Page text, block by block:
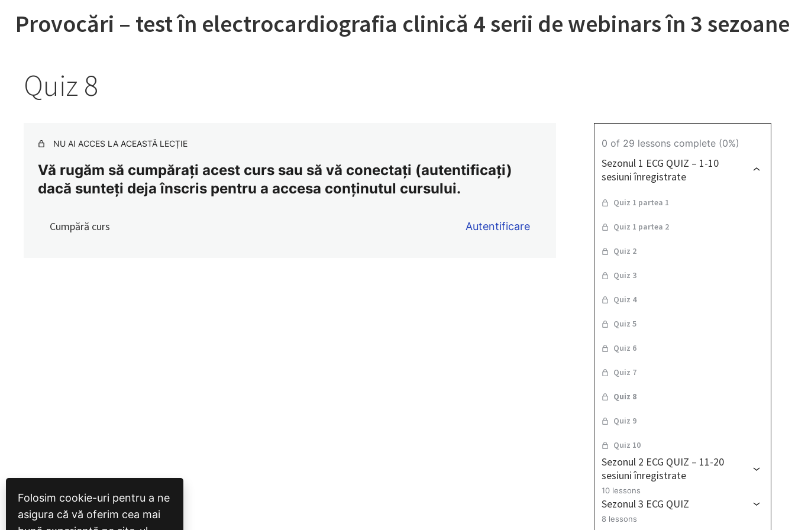
Provocări – test în electrocardiografia clinică 4 serii de webinars în 3 sezoane
Quiz 8
0 of 29 lessons complete (0%)
Sezonul 1 ECG QUIZ – 1-10
sesiuni înregistrate
Quiz 1 partea 1
Quiz 1 partea 2
Quiz 2
Quiz 3
Quiz 4
Quiz 5
Quiz 6
Quiz 7
Quiz 8
Quiz 9
Quiz 10
Sezonul 2 ECG QUIZ – 11-20
sesiuni înregistrate
10 lessons
Sezonul 3 ECG QUIZ
8 lessons
NU AI ACCES LA ACEASTĂ LECȚIE
Vă rugăm să cumpărați acest curs sau să vă conectați (autentificați)
dacă sunteți deja înscris pentru a accesa conținutul cursului.
Cumpără curs Autentificare
Folosim cookie-uri pentru a ne
asigura că vă oferim cea mai